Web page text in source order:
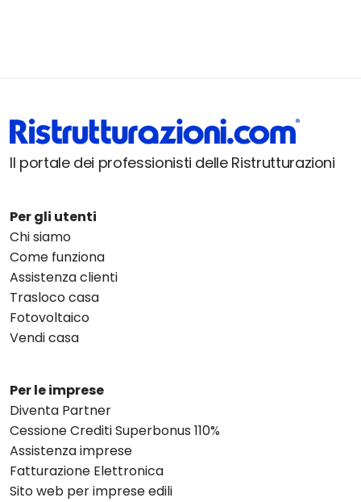
Il portale dei professionisti delle Ristrutturazioni
Per gli utenti
Chi siamo
Come funziona
Assistenza clienti
Trasloco casa
Fotovoltaico
Vendi casa
Per le imprese
Diventa Partner
Cessione Crediti Superbonus 110%
Assistenza imprese
Fatturazione Elettronica
Sito web per imprese edili